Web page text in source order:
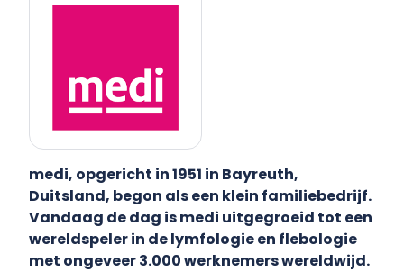
medi, opgericht in 1951 in Bayreuth,
Duitsland, begon als een klein familiebedrijf.
Vandaag de dag is medi uitgegroeid tot een
wereldspeler in de lymfologie en flebologie
met ongeveer 3.000 werknemers wereldwijd.